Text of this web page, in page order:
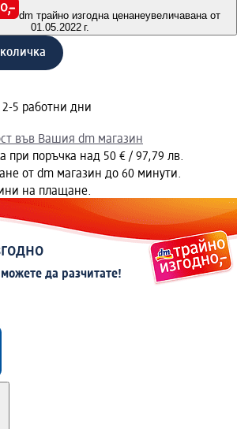
dm трайно изгодна ценанеувеличавана от
01.05.2022 г.
2-5 работни дни
във Вашия dm магазин
при поръчка над 50 € / 97,79 лв.
от dm магазин до 60 минути.
на плащане.
да разчитате!